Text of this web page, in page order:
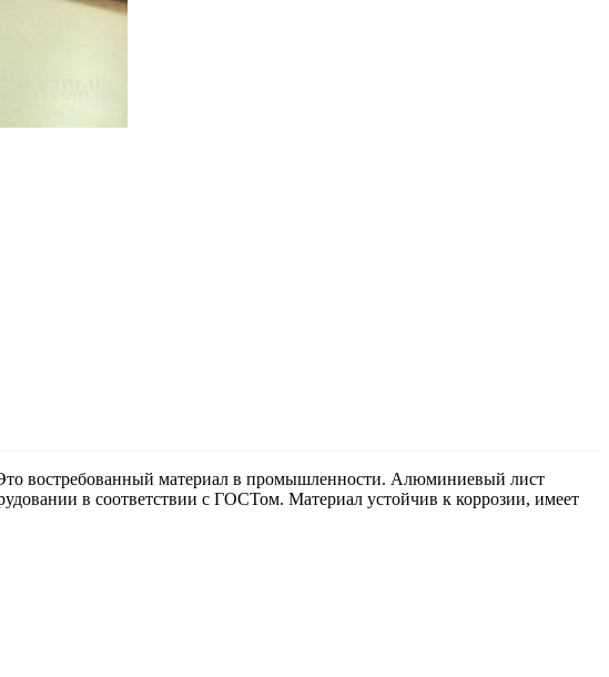
востребованный материал в промышленности. Алюминиевый лист
в соответствии с ГОСТом. Материал устойчив к коррозии, имеет